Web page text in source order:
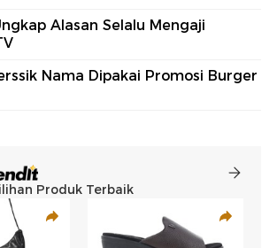
Alasan Selalu Mengaji
Nama Dipakai Promosi Burger